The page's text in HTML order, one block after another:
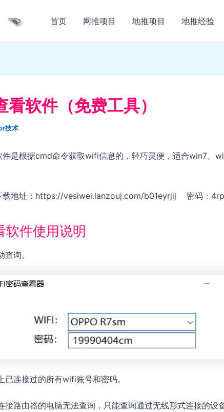
首页 网推项目 地推项目 地推经验
软件（免费工具）
技术
是根据cmd命令获取wifi信息的，轻巧灵便，适合win7、
载地址：https://vesiwei.lanzouj.com/b01eyrjij 密码：
软件使用说明
询。
已连接过的所有wifi账号和密码。
接路由器的电脑无法查询，只能查询通过无线形式连接的设备